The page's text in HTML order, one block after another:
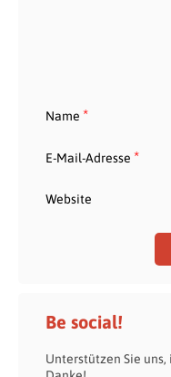
Name *
E-Mail-Adresse *
Website
Be social!
Unterstützen Sie